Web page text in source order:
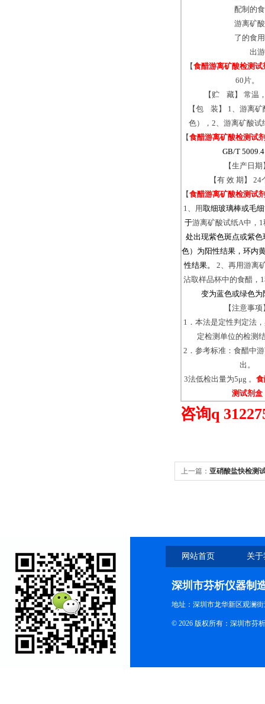
配制的
游离矿
了的食
出
【食醋游离矿酸检测试
60片。
【贮 藏】 常温
【包 装】 1、游离矿
色），2、游离矿酸试
【食醋游离矿酸检测试
GB/T
【生产日期
【有 效 期】 24
【食醋游离矿酸检测试
1、用取细玻璃棒或毛
于游离矿酸试纸A中，1
处出现紫色斑点或紫色
色）为阳性结果，环内
性结果。
2、再用游离
沾取样品杯中的食醋，
变为蓝色或绿色为
【注意事项
1．本法是定性判定法
定检测单位的检测
2．参考标准：食醋中
出。
3法低检出量为5μg 。
测试剂盒
咨询q
上一篇： 亚硝酸盐快检测
网站首页 关
深圳市芬析仪器制
地址：深圳市龙华新区观澜
© 2026 版权所有：深圳市芬